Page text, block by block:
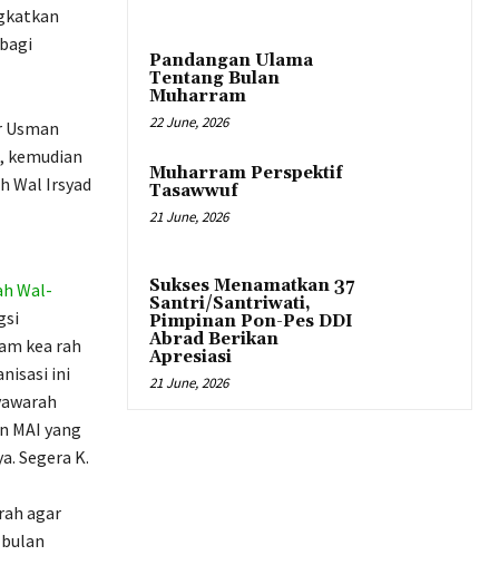
Usman
kemudian
Wal Irsyad
Wal-
kea rah
ini
MAI yang
Segera K.
agar
Pandangan Ulama
Tentang Bulan
Muharram
22 June, 2026
Muharram Perspektif
Tasawwuf
21 June, 2026
Sukses Menamatkan 37
Santri/Santriwati,
Pimpinan Pon-Pes DDI
Abrad Berikan
Apresiasi
21 June, 2026